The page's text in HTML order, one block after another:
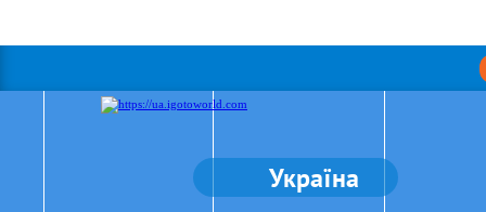
Україна